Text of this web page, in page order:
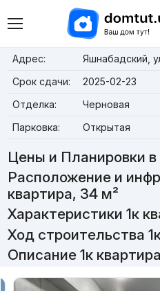
Адрес:
Яшнабадский,
Срок сдачи:
2025-02-23
Отделка:
Черновая
Парковка:
Открытая
Цены и Планировки в
Расположение и
квартира, 34 м²
Характеристики 1к
Ход строительства
Описание 1к